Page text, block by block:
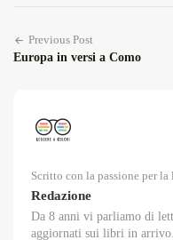
Previous Post
Europa in versi a Como
Scritto con la passione per la
Redazione
Da 8 anni vi parliamo di
aggiornati sui libri in